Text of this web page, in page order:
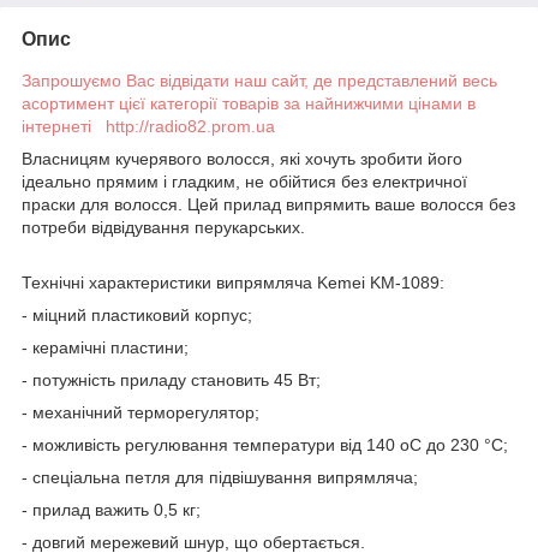
Опис
Запрошуємо Вас відвідати наш сайт, де представлений весь
асортимент цієї категорії товарів за найнижчими цінами в
інтернеті http://radio82.prom.ua
Власницям кучерявого волосся, які хочуть зробити його
ідеально прямим і гладким, не обійтися без електричної
праски для волосся. Цей прилад випрямить ваше волосся без
потреби відвідування перукарських.
Технічні характеристики випрямляча Kemei KM-1089:
- міцний пластиковий корпус;
- керамічні пластини;
- потужність приладу становить 45 Вт;
- механічний терморегулятор;
- можливість регулювання температури від 140 oС до 230 °C;
- спеціальна петля для підвішування випрямляча;
- прилад важить 0,5 кг;
- довгий мережевий шнур, що обертається.